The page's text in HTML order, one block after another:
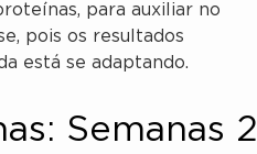
para auxiliar no
pois os resultados
está se adaptando.
Semanas 2